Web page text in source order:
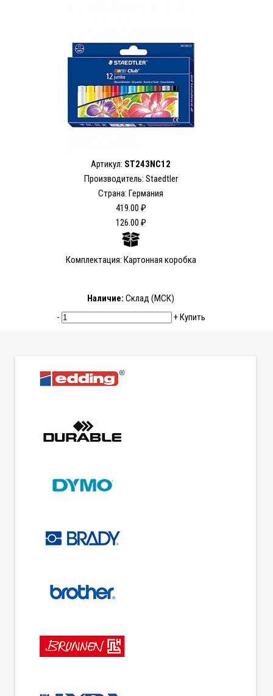
Артикул: ST243NC12
Производитель: Staedtler
Страна: Германия
419.00 ₽
126.00 ₽
Комплектация: Картонная коробка
Наличие: Склад (МСК)
-
+Купить